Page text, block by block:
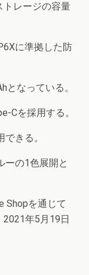
トレージの容量
に準拠した防
となっている。
Cを採用する。
きる。
ーの1色展開と
Shopを通じて
年5月19日